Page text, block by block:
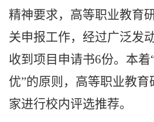
精神要求，高等职业教育
关申报工作，经过广泛发
收到项目申请书6份。本着
优”的原则，高等职业教
家进行校内评选推荐。